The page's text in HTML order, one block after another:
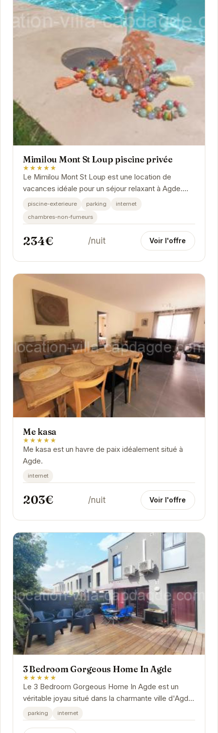
Mimilou Mont St Loup piscine privée
★★★★★
Le Mimilou Mont St Loup est une location de
vacances idéale pour un séjour relaxant à Agde.
Dotée d'une piscine privée, elle offre un cadre...
piscine-exterieure parking
internet
chambres-non-fumeurs
234€ /nuit Voir l'offre
Me kasa
★★★★★
Me kasa est un havre de paix idéalement situé à
Agde.
internet
203€ /nuit Voir l'offre
3 Bedroom Gorgeous Home In Agde
★★★★★
Le 3 Bedroom Gorgeous Home In Agde est un
véritable joyau situé dans la charmante ville d'Agde.
Offrant un cadre idéal pour des vacances...
parking internet